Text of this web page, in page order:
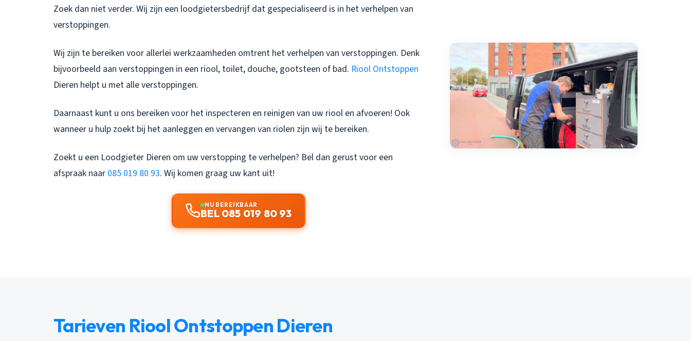
Zoek dan niet verder. Wij zijn een loodgietersbedrijf dat gespecialiseerd is in het verhelpen van
verstoppingen.
Wij zijn te bereiken voor allerlei werkzaamheden omtrent het verhelpen van verstoppingen. Denk
bijvoorbeeld aan verstoppingen in een riool, toilet, douche, gootsteen of bad. Riool Ontstoppen
Dieren helpt u met alle verstoppingen.
Daarnaast kunt u ons bereiken voor het inspecteren en reinigen van uw riool en afvoeren! Ook
wanneer u hulp zoekt bij het aanleggen en vervangen van riolen zijn wij te bereiken.
Zoekt u een Loodgieter Dieren om uw verstopping te verhelpen? Bel dan gerust voor een
afspraak naar 085 019 80 93. Wij komen graag uw kant uit!
NU BEREIKBAAR
BEL 085 019 80 93
Tarieven Riool Ontstoppen Dieren